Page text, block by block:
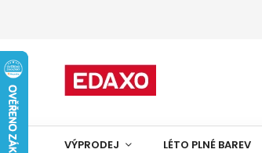
VÝPRODEJ LÉTO PLNÉ BAREV